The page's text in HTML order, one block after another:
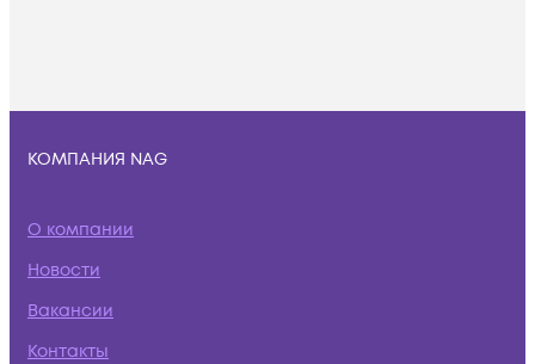
КОМПАНИЯ NAG
О компании
Новости
Вакансии
Контакты